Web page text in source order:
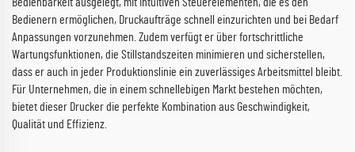
Bedienern ermöglichen, Druckaufträge schnell einzurichten und bei Bedarf
Anpassungen vorzunehmen. Zudem verfügt er über fortschrittliche
Wartungsfunktionen, die Stillstandszeiten minimieren und sicherstellen,
dass er auch in jeder Produktionslinie ein zuverlässiges Arbeitsmittel bleibt.
Für Unternehmen, die in einem schnellebigen Markt bestehen möchten,
bietet dieser Drucker die perfekte Kombination aus Geschwindigkeit,
Qualität und Effizienz.